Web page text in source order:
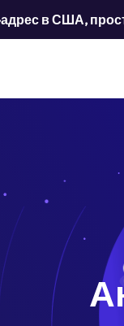
в США,